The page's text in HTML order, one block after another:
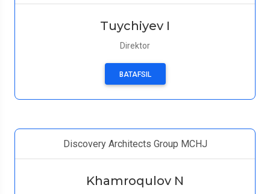
Tuychiyev I
Direktor
BATAFSIL
Discovery Architects Group MCHJ
Khamroqulov N